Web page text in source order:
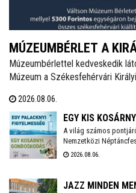
MÚZEUMBÉRLET A
Múzeumbérlettel kedveskedik
Múzeum a Székesfehérvári
összes fehérvári kiállítóhely
2026.08.06.
EGY KIS
A világ számos
Nemzetközi
készülnek, saját
sikeréhez, a gyűjtés
2026.08.06.
JAZZ MINDEN